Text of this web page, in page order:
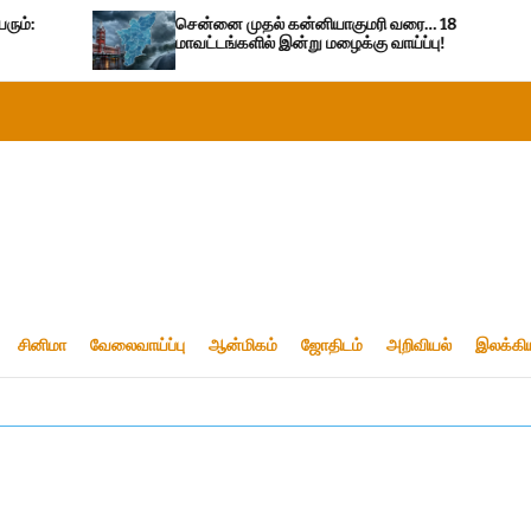
சென்னை முதல் கன்னியாகுமரி வரை… 18
மாவட்டங்களில் இன்று மழைக்கு வாய்ப்பு!
சினிமா வேலைவாய்ப்பு ஆன்மிகம் ஜோதிடம் அறிவியல்